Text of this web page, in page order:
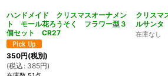
ハンドメイド クリスマスオーナメン
ト モール花ろうそく フラワー型３
個セット CR27
350円(税別)
(税込 : 385円)
クリスマ
ルサン
在庫なし